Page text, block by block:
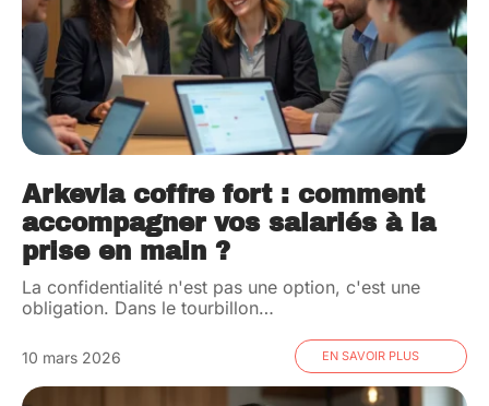
Arkevia coffre fort : comment
accompagner vos salariés à la
prise en main ?
La confidentialité n'est pas une option, c'est une
obligation. Dans le tourbillon…
10 mars 2026 EN SAVOIR PLUS